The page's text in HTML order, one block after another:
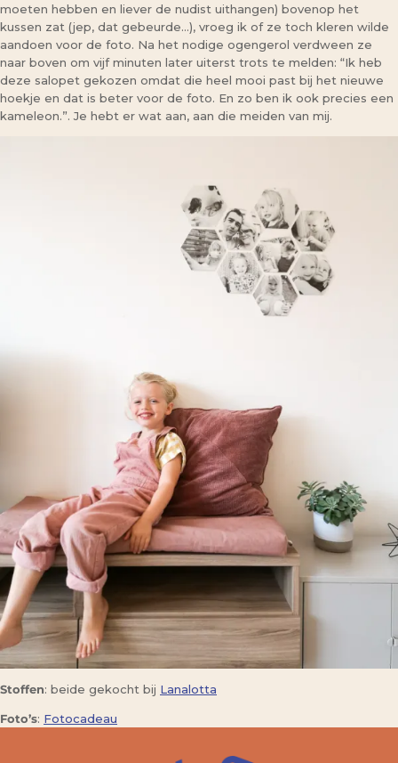
moeten hebben en liever de nudist uithangen) bovenop het
kussen zat (jep, dat gebeurde…), vroeg ik of ze toch kleren wilde
aandoen voor de foto. Na het nodige ogengerol verdween ze
naar boven om vijf minuten later uiterst trots te melden: “Ik heb
deze salopet gekozen omdat die heel mooi past bij het nieuwe
hoekje en dat is beter voor de foto. En zo ben ik ook precies een
kameleon.”. Je hebt er wat aan, aan die meiden van mij.
Stoffen: beide gekocht bij Lanalotta
Foto’s: Fotocadeau